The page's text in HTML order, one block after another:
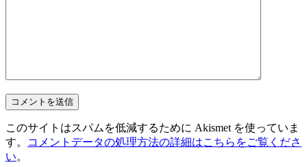
このサイトはスパムを低減するために Akismet を使っていま
す。
コメントデータの処理方法の詳細はこちらをご覧くださ
い。